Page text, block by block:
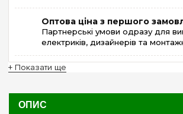
Оптова ціна з першого
Партнерські умови одразу для
електриків, дизайнерів та
+ Показати ще
ОПИС